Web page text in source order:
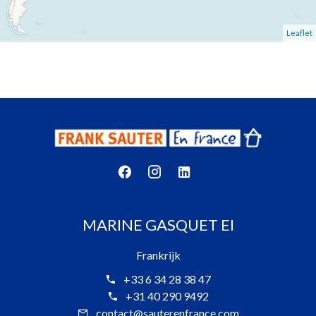
Leaflet
MARINE GASQUET EI
Frankrijk
+33 6 34 28 38 47
+31 40 290 9492
contact@sauterenfrance.com